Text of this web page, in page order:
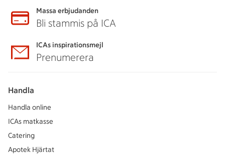
Massa erbjudanden
Bli stammis på ICA
ICAs inspirationsmejl
Prenumerera
Handla
Handla online
ICAs matkasse
Catering
Apotek Hjärtat